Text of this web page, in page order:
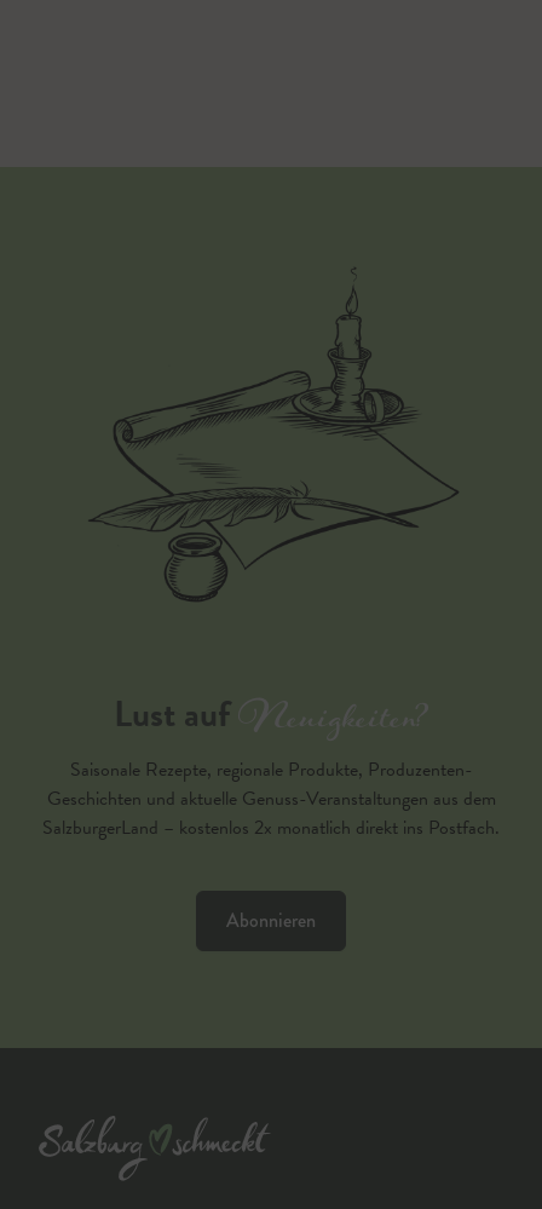
Lust aufNeuigkeiten?
Saisonale Rezepte, regionale Produkte, Produzenten-
Geschichten und aktuelle Genuss-Veranstaltungen aus dem
SalzburgerLand – kostenlos 2x monatlich direkt ins Postfach.
Abonnieren